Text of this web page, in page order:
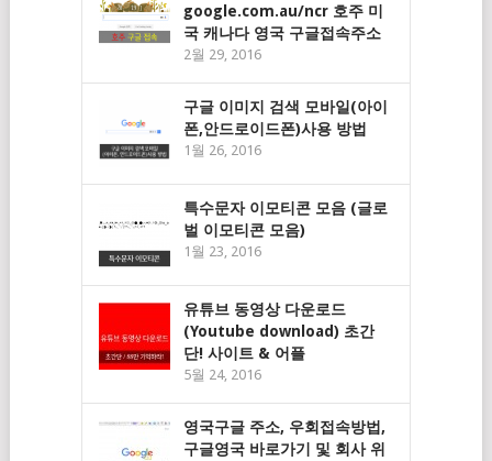
google.com.au/ncr 호주 미
국 캐나다 영국 구글접속주소
2월 29, 2016
구글 이미지 검색 모바일(아이
폰,안드로이드폰)사용 방법
1월 26, 2016
특수문자 이모티콘 모음 (글로
벌 이모티콘 모음)
1월 23, 2016
유튜브 동영상 다운로드
(Youtube download) 초간
단! 사이트 & 어플
5월 24, 2016
영국구글 주소, 우회접속방법,
구글영국 바로가기 및 회사 위